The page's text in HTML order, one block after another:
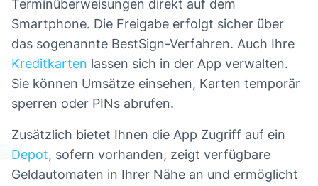
Terminüberweisungen direkt auf dem
Smartphone. Die Freigabe erfolgt sicher über
das sogenannte BestSign-Verfahren. Auch Ihre
Kreditkarten lassen sich in der App verwalten.
Sie können Umsätze einsehen, Karten temporär
sperren oder PINs abrufen.
Zusätzlich bietet Ihnen die App Zugriff auf ein
Depot, sofern vorhanden, zeigt verfügbare
Geldautomaten in Ihrer Nähe an und ermöglicht